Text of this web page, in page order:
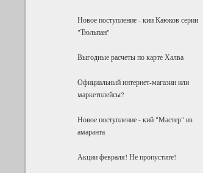
Новое поступление - кии Каюков серии
"Тюльпан"
Выгодные расчеты по карте Халва
Официальный интернет-магазин или
маркетплейсы?
Новое поступление - кий "Мастер" из
амаранта
Акции февраля! Не пропустите!